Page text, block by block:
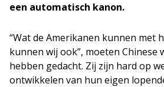
een automatisch kanon.
“Wat de Amerikanen kunnen met
kunnen wij ook”, moeten Chinese
hebben gedacht. Zij zijn hard op
ontwikkelen van hun eigen